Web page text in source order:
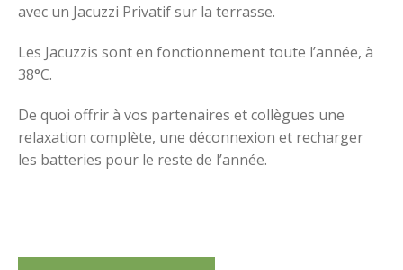
avec un Jacuzzi Privatif sur la terrasse.
Les Jacuzzis sont en fonctionnement toute l’année, à
38°C.
De quoi offrir à vos partenaires et collègues une
relaxation complète, une déconnexion et recharger
les batteries pour le reste de l’année.